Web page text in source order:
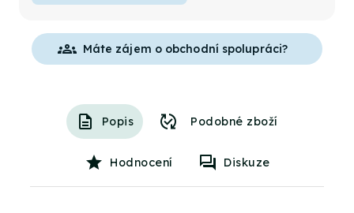
groups
Popis
Hodnocení Diskuze